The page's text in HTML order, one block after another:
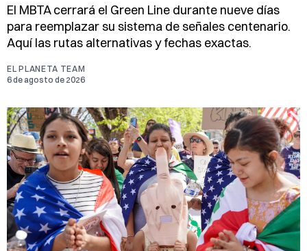
El MBTA cerrará el Green Line durante nueve días
para reemplazar su sistema de señales centenario.
Aquí las rutas alternativas y fechas exactas.
EL PLANETA TEAM
6 de agosto de 2026